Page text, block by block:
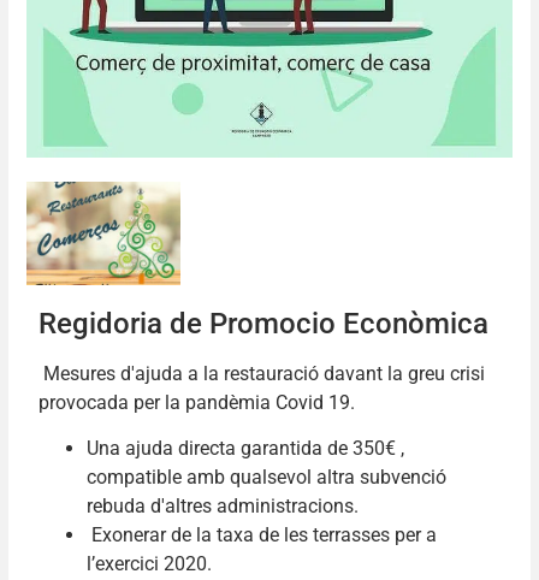
Regidoria de Promocio Econòmica
Mesures d'ajuda a la restauració davant la greu crisi
provocada per la pandèmia Covid 19.
Una ajuda directa garantida de 350€ ,
compatible amb qualsevol altra subvenció
rebuda d'altres administracions.
Exonerar de la taxa de les terrasses per a
l’exercici 2020.